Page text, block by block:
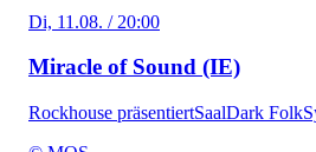
Di, 11.08. / 20:00
Miracle of Sound (IE)
Rockhouse präsentiertSaalDark Folk